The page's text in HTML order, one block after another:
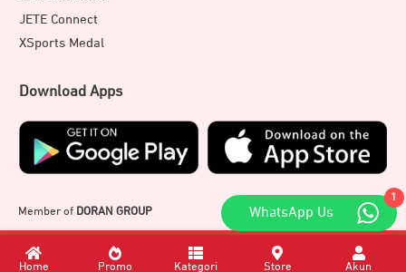
JETE Connect
XSports Medal
Download Apps
Member of DORAN GROUP
1
WhatsApp Us
Home Promo Kategori Store Akun